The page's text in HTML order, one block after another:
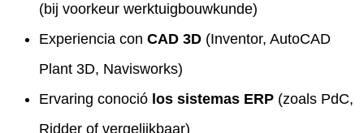
(bij voorkeur werktuigbouwkunde)
Experiencia con CAD 3D (Inventor, AutoCAD
Plant 3D, Navisworks)
Ervaring conoció los sistemas ERP (zoals PdC,
Ridder of vergelijkbaar)